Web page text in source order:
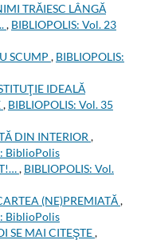
TRĂIESC LÂNGĂ
, BIBLIOPOLIS: Vol. 23
SCUMP , BIBLIOPOLIS:
IDEALĂ
, BIBLIOPOLIS: Vol. 35
DIN INTERIOR ,
BiblioPolis
, BIBLIOPOLIS: Vol.
(NE)PREMIATĂ,
BiblioPolis
SE MAI CITEŞTE,